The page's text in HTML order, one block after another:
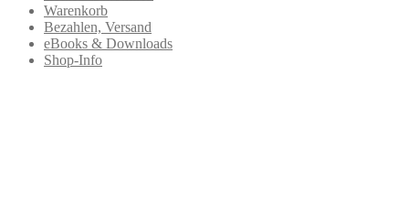
Warenkorb
Bezahlen, Versand
eBooks & Downloads
Shop-Info